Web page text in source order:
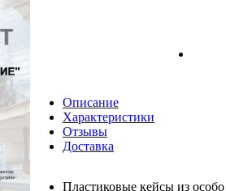
Описание
Характеристики
Отзывы
Доставка
Пластиковые кейсы из